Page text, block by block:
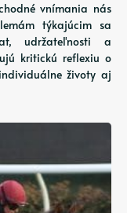
vnímania nás
týkajúcim sa
udržateľnosti a
kritickú reflexiu o
životy aj